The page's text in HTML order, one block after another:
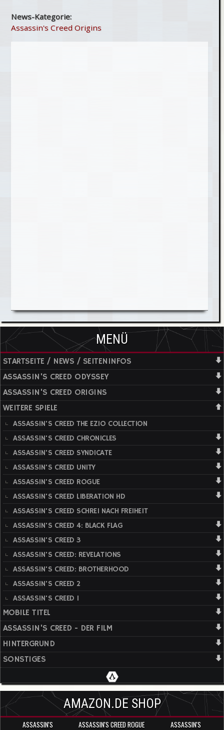
News-Kategorie:
Assassin's Creed Origins
MENÜ
STARTSEITE / NEWS / SEITENINFOS
ASSASSIN'S CREED ODYSSEY
ASSASSIN'S CREED ORIGINS
WEITERE SPIELE
ASSASSIN'S CREED THE EZIO COLLECTION
ASSASSIN'S CREED CHRONICLES
ASSASSIN'S CREED SYNDICATE
ASSASSIN'S CREED UNITY
ASSASSIN'S CREED ROGUE
ASSASSIN'S CREED LIBERATION HD
ASSASSIN'S CREED SCHREI NACH FREIHEIT
ASSASSIN'S CREED 4: BLACK FLAG
ASSASSIN'S CREED 3
ASSASSIN'S CREED: REVELATIONS
ASSASSIN'S CREED: BROTHERHOOD
ASSASSIN'S CREED 2
ASSASSIN'S CREED 1
MOBILE TITEL
ASSASSIN'S CREED - DER FILM
HINTERGRUND
SONSTIGES
AMAZON.DE SHOP
ASSASSIN'S
ASSASSIN'S CREED ROGUE
ASSASSIN'S